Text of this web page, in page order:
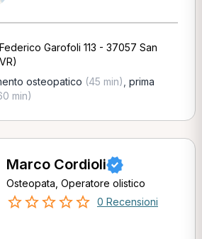
Garofoli 113 - 37057 San
osteopatico (45 min) prima
min)
Marco Cordioli
Osteopata, Operatore olistico
0 Recensioni